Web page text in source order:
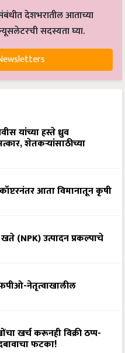
देशभरातील आताच्या
सदस्यता घ्या.
यांच्या हस्ते ध्रुव
शेतकऱ्यांसाठीच्या
आता विमानातून कृषी
खते (NPK) उत्पादन प्रकल्पाचे
नेतृत्वाखालील
खर्च करूनही विक्री ठप्प-
फटका!